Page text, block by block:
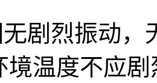
烈振动，
境温度不应